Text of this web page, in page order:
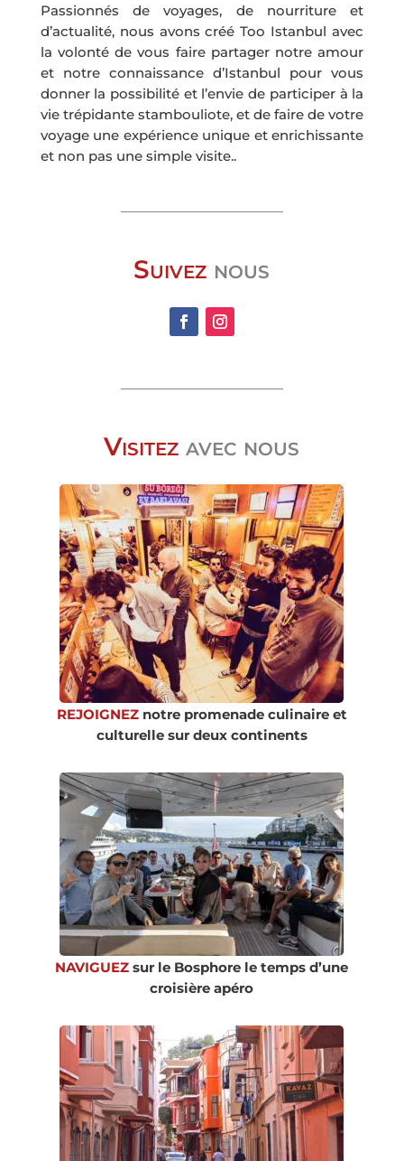
Passionnés de voyages, de nourriture et
d’actualité, nous avons créé Too Istanbul avec
la volonté de vous faire partager notre amour
et notre connaissance d’Istanbul pour vous
donner la possibilité et l’envie de participer à la
vie trépidante stambouliote, et de faire de votre
voyage une expérience unique et enrichissante
et non pas une simple visite..
Suivez nous
Visitez avec nous
REJOIGNEZ notre promenade culinaire et
culturelle sur deux continents
NAVIGUEZsur le Bosphore le temps d’une
croisière apéro